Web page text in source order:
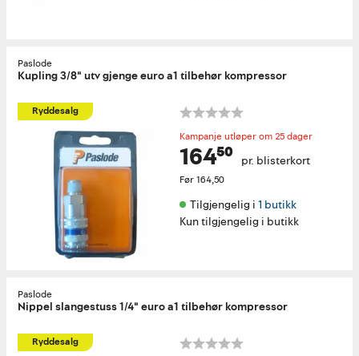
Paslode
Kupling 3/8" utv gjenge euro a1 tilbehør kompressor
Ryddesalg
Kampanje utløper om 25 dager
164⁵⁰ pr. blisterkort
Før164,50
Tilgjengelig i 1 butikk
Kun tilgjengelig i butikk
Paslode
Nippel slangestuss 1/4" euro a1 tilbehør kompressor
Ryddesalg